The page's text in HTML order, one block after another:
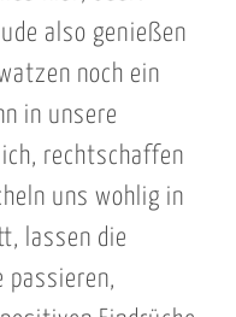
also genießen
noch ein
in unsere
rechtschaffen
uns wohlig in
lassen die
passieren,